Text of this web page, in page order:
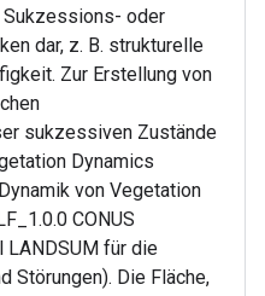
oder
dar, z. B. strukturelle
Zur Erstellung von
sukzessiven Zustände
Dynamics
von Vegetation
CONUS
für die
Störungen). Die Fläche,